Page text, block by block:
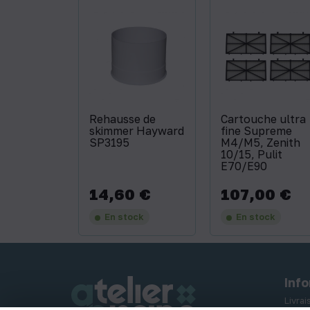
Rehausse de
skimmer Hayward
SP3195
Prix
14,60 €
En stock
Cartouche ultra
fine Supreme
M4/M5, Zenith
10/15, Pulit
E70/E90
Prix
107,00 €
En stock